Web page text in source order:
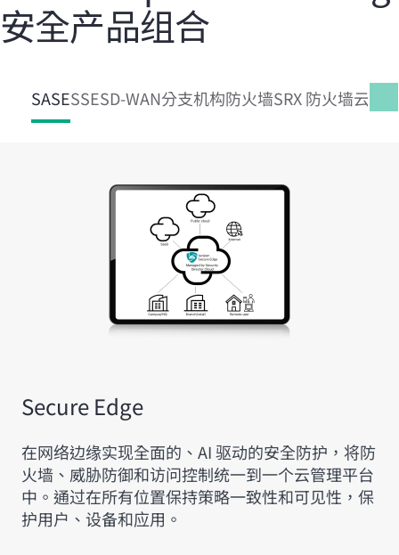
安全产品组合
SASESSESD-WAN分支机构防火墙SRX 防火墙云防
Secure Edge
在网络边缘实现全面的、AI 驱动的安全防护，将防
火墙、威胁防御和访问控制统一到一个云管理平台
中。通过在所有位置保持策略一致性和可见性，保
护用户、设备和应用。